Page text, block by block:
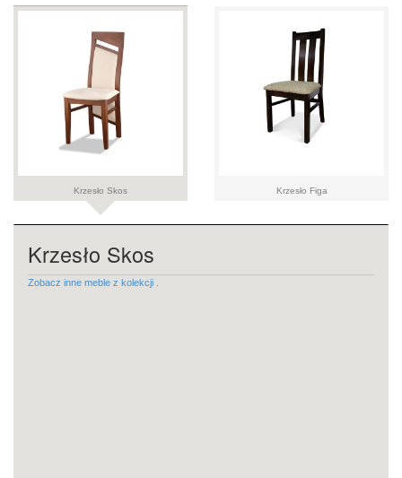
Krzesło Skos Krzesło Figa
Krzesło Skos
Zobacz inne meble z kolekcji .